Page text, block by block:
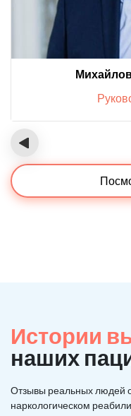
‹
Истории
наших
Отзывы реальных людей
наркологическом